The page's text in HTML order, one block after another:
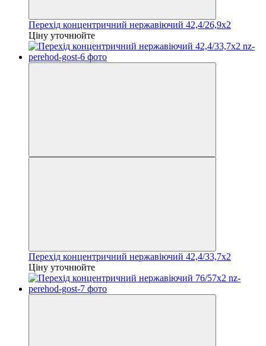
Перехід концентричний нержавіючий 42,4/26,9х2
Ціну уточнюйте
Перехід концентричний нержавіючий 42,4/33,7х2
Ціну уточнюйте